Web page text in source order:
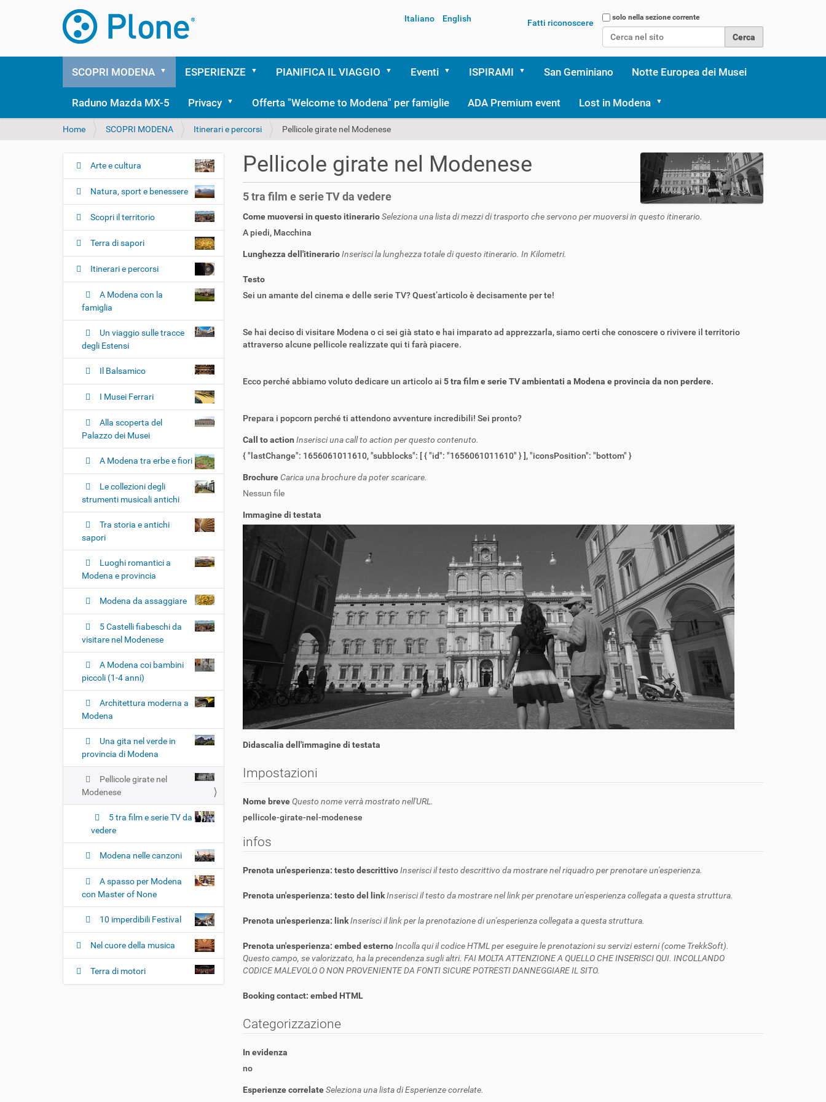
Cerca nel sito
solo nella sezione corrente
Fatti riconoscere
Italiano English
SCOPRI MODENA ESPERIENZE PIANIFICA IL VIAGGIO Eventi ISPIRAMI San Geminiano Notte Europea dei Musei
Raduno Mazda MX-5 Privacy Offerta "Welcome to Modena" per famiglie ADA Premium event Lost in Modena
T
s
i
u
Home SCOPRI MODENA Itinerari e percorsi Pellicole girate nel Modenese
Pellicole girate nel Modenese
5 tra film e serie TV da vedere
Come muoversi in questo itinerarioSeleziona una lista di mezzi di trasporto che servono per muoversi in questo itinerario.
A piedi, Macchina
Lunghezza dell'itinerarioInserisci la lunghezza totale di questo itinerario. In Kilometri.
Testo
Sei un amante del cinema e delle serie TV? Quest’articolo è decisamente per te!
Se hai deciso di visitare Modena o ci sei già stato e hai imparato ad apprezzarla, siamo certi che conoscere o rivivere il territorio
attraverso alcune pellicole realizzate qui ti farà piacere.
Ecco perché abbiamo voluto dedicare un articolo ai 5 tra film e serie TV ambientati a Modena e provincia da non perdere.
Prepara i popcorn perché ti attendono avventure incredibili! Sei pronto?
Call to action Inserisci una call to action per questo contenuto.
{ "lastChange": 1656061011610, "subblocks": [ { "id": "1656061011610" } ], "iconsPosition": "bottom" }
BrochureCarica una brochure da poter scaricare.
Nessun file
Immagine di testata
Didascalia dell'immagine di testata
Impostazioni
Nome breveQuesto nome verrà mostrato nell'URL.
pellicole-girate-nel-modenese
infos
Prenota un'esperienza: testo descrittivoInserisci il testo descrittivo da mostrare nel riquadro per prenotare un'esperienza.
Prenota un'esperienza: testo del linkInserisci il testo da mostrare nel link per prenotare un'esperienza collegata a questa struttura.
Prenota un'esperienza: linkInserisci il link per la prenotazione di un'esperienza collegata a questa struttura.
Prenota un'esperienza: embed esternoIncolla qui il codice HTML per eseguire le prenotazioni su servizi esterni (come TrekkSoft).
Questo campo, se valorizzato, ha la precendenza sugli altri. FAI MOLTA ATTENZIONE A QUELLO CHE INSERISCI QUI. INCOLLANDO
CODICE MALEVOLO O NON PROVENIENTE DA FONTI SICURE POTRESTI DANNEGGIARE IL SITO.
Booking contact: embed HTML
Categorizzazione
In evidenza
no
Esperienze correlateSeleziona una lista di Esperienze correlate.
N
g
a
z
e
Arte e cultura
Natura, sport e benessere
Scopri il territorio
Terra di sapori
Itinerari e percorsi
A Modena con la
famiglia
Un viaggio sulle tracce
degli Estensi
Il Balsamico
I Musei Ferrari
Alla scoperta del
Palazzo dei Musei
A Modena tra erbe e fiori
Le collezioni degli
strumenti musicali antichi
Tra storia e antichi
sapori
Luoghi romantici a
Modena e provincia
Modena da assaggiare
5 Castelli fiabeschi da
visitare nel Modenese
A Modena coi bambini
piccoli (1-4 anni)
Architettura moderna a
Modena
Una gita nel verde in
provincia di Modena
Pellicole girate nel
Modenese
5 tra film e serie TV da
vedere
Modena nelle canzoni
A spasso per Modena
con Master of None
10 imperdibili Festival
Nel cuore della musica
Terra di motori